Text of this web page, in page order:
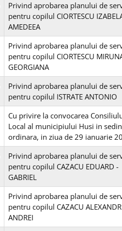
Privind aprobarea planului de
pentru copilul CIORTESCU
AMEDEEA
Privind aprobarea planului de
pentru copilul CIORTESCU
GEORGIANA
Privind aprobarea planului de
pentru copilul ISTRATE ANTONIO
Cu privire la convocarea
Local al municipiului Husi in
ordinara, in ziua de 29 ianuarie
Privind aprobarea planului de
pentru copilul CAZACU EDUARD -
GABRIEL
Privind aprobarea planului de
pentru copilul CAZACU
ANDREI